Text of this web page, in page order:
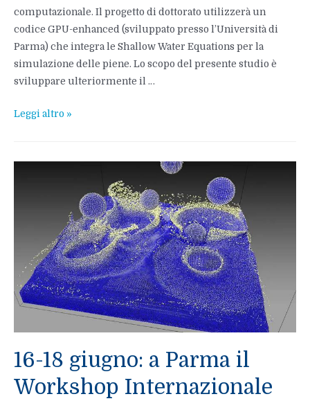
computazionale. Il progetto di dottorato utilizzerà un
codice GPU-enhanced (sviluppato presso l’Università di
Parma) che integra le Shallow Water Equations per la
simulazione delle piene. Lo scopo del presente studio è
sviluppare ulteriormente il …
Borsa
fluidodinamica
computazionale
presso
l’Università
di
Leggi altro »
16-18 giugno: a Parma il
Workshop Internazionale